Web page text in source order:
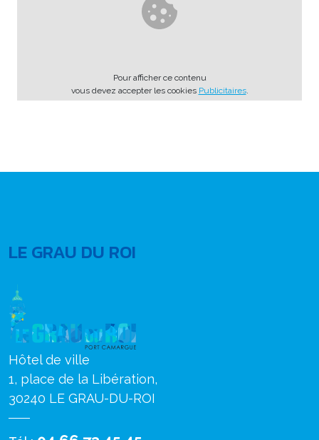
Pour afficher ce contenu
vous devez accepter les cookies Publicitaires.
LE GRAU DU ROI
Hôtel de ville
1, place de la Libération,
30240 LE GRAU-DU-ROI